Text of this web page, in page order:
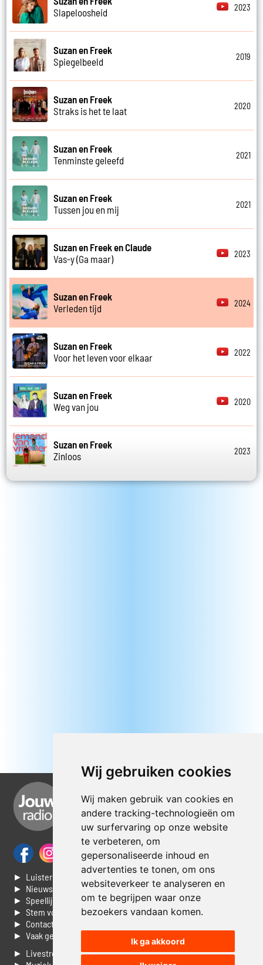
Wij gebruiken cookies
Wij maken gebruik van cookies en
andere tracking-technologieën om
uw surfervaring op onze website
te verbeteren, om
gepersonaliseerde inhoud en
advertenties te tonen, om ons
websiteverkeer te analyseren en
om te begrijpen waar onze
bezoekers vandaan komen.
Ik ga akkoord
Slapeloosheid
2023
Suzan en Freek
Spiegelbeeld
2019
Suzan en Freek
Straks is het te laat
2020
Suzan en Freek
Tenminste geleefd
2021
Suzan en Freek
Tussen jou en mij
2021
Suzan en Freek en Claude
Vas-y (Ga maar)
2023
Suzan en Freek
Verleden tijd
2024
Suzan en Freek
Voor het leven voor elkaar
2022
Suzan en Freek
Weg van jou
2020
Suzan en Freek
Zinloos
2023
► Luisteren naar Jouwradio
► Nieuws
► Speellijst
► Stem voor de Dag top 3
► Contacteer ons
► Vaak gestelde vragen
► Livestream informatie